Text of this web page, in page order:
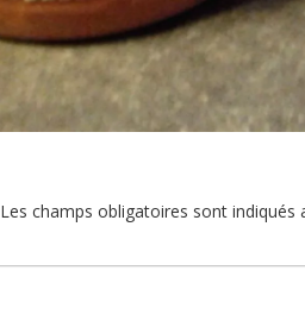
Les champs obligatoires sont indiqués